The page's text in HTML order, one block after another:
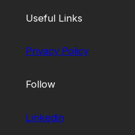
Useful Links
Privacy Policy
Follow
Linkedin